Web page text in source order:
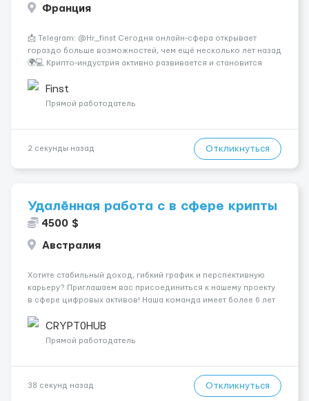
Франция
📩 Telegram: @Hr_finst Сегодня онлайн-сфера открывает
гораздо больше возможностей, чем ещё несколько лет назад
🌍💻 Крипто-индустрия активно развивается и становится
деятельности. Это пространство, где технологии и цифровая
экономика объединяютс...
Finst
Прямой работодатель
2 секунды назад Откликнуться
Удалённая работа с в сфере крипты
4500 $
Австралия
Хотите стабильный доход, гибкий график и перспективную
карьеру? Приглашаем вас присоединиться к нашему проекту
в сфере цифровых активов! Наша команда имеет более 6 лет
набор партнёров. Что мы предлагаем: Работайте из любой
точки...
CRYPT0HUB
Прямой работодатель
38 секунд назад Откликнуться